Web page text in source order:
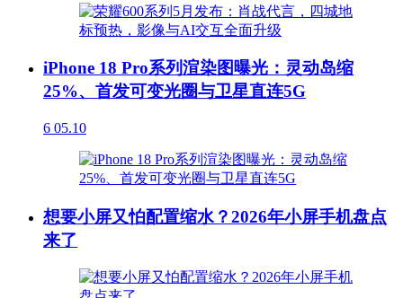
iPhone 18 Pro系列渲染图曝光：灵动岛缩
25%、首发可变光圈与卫星直连5G
6 05.10
想要小屏又怕配置缩水？2026年小屏手机盘点
来了